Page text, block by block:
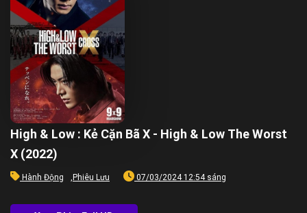
High & Low : Kẻ Cặn Bã X - High & Low The Worst
X (2022)
Hành Động Phiêu Lưu 07/03/2024 12:54 sáng